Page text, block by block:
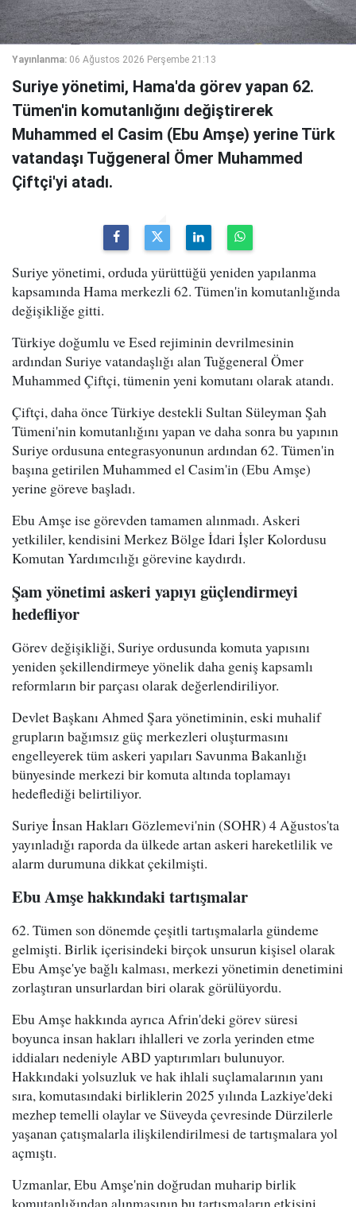
Yayınlanma: 06 Ağustos 2026 Perşembe 21:13
Suriye yönetimi, Hama'da görev yapan 62.
Tümen'in komutanlığını değiştirerek
Muhammed el Casim (Ebu Amşe) yerine Türk
vatandaşı Tuğgeneral Ömer Muhammed
Çiftçi'yi atadı.
Suriye yönetimi, orduda yürüttüğü yeniden yapılanma
kapsamında Hama merkezli 62. Tümen'in komutanlığında
değişikliğe gitti.
Türkiye doğumlu ve Esed rejiminin devrilmesinin
ardından Suriye vatandaşlığı alan Tuğgeneral Ömer
Muhammed Çiftçi, tümenin yeni komutanı olarak atandı.
Çiftçi, daha önce Türkiye destekli Sultan Süleyman Şah
Tümeni'nin komutanlığını yapan ve daha sonra bu yapının
Suriye ordusuna entegrasyonunun ardından 62. Tümen'in
başına getirilen Muhammed el Casim'in (Ebu Amşe)
yerine göreve başladı.
Ebu Amşe ise görevden tamamen alınmadı. Askeri
yetkililer, kendisini Merkez Bölge İdari İşler Kolordusu
Komutan Yardımcılığı görevine kaydırdı.
Şam yönetimi askeri yapıyı güçlendirmeyi
hedefliyor
Görev değişikliği, Suriye ordusunda komuta yapısını
yeniden şekillendirmeye yönelik daha geniş kapsamlı
reformların bir parçası olarak değerlendiriliyor.
Devlet Başkanı Ahmed Şara yönetiminin, eski muhalif
grupların bağımsız güç merkezleri oluşturmasını
engelleyerek tüm askeri yapıları Savunma Bakanlığı
bünyesinde merkezi bir komuta altında toplamayı
hedeflediği belirtiliyor.
Suriye İnsan Hakları Gözlemevi'nin (SOHR) 4 Ağustos'ta
yayınladığı raporda da ülkede artan askeri hareketlilik ve
alarm durumuna dikkat çekilmişti.
Ebu Amşe hakkındaki tartışmalar
62. Tümen son dönemde çeşitli tartışmalarla gündeme
gelmişti. Birlik içerisindeki birçok unsurun kişisel olarak
Ebu Amşe'ye bağlı kalması, merkezi yönetimin denetimini
zorlaştıran unsurlardan biri olarak görülüyordu.
Ebu Amşe hakkında ayrıca Afrin'deki görev süresi
boyunca insan hakları ihlalleri ve zorla yerinden etme
iddiaları nedeniyle ABD yaptırımları bulunuyor.
Hakkındaki yolsuzluk ve hak ihlali suçlamalarının yanı
sıra, komutasındaki birliklerin 2025 yılında Lazkiye'deki
mezhep temelli olaylar ve Süveyda çevresinde Dürzilerle
yaşanan çatışmalarla ilişkilendirilmesi de tartışmalara yol
açmıştı.
Uzmanlar, Ebu Amşe'nin doğrudan muharip birlik
komutanlığından alınmasının bu tartışmaların etkisini